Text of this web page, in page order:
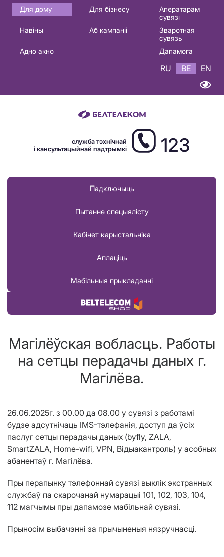
Основная
навигация
Для дому Для бізнесу
Аператарам
сувязі
Навіны
Аб кампаніі
Зваротная
сувязь
Адно акно
Дапамога
RU BE EN
служба тэхнічнай
і кансультацыйнай падтрымкі
123
Падключыць
Пытанне спецыялісту
Кабінет карыстальніка
Аплаціць
Мабільныя прыкладанні
Купіць тавар
Магілёўская вобласць. Работы
на сетцы перадачы даных г.
Магілёва.
26.06.2025г. з 00.00 да 08.00 у сувязі з работамі
будзе адсутнічаць IMS-тэлефанія, доступ да ўсіх
паслуг сетцы перадачы даных (byfly, ZALA,
SmartZALA, Home-wifi, VPN, Вiдыакантроль) у асобных
абанентаў г. Магілёва.
Пры перапынку тэлефоннай сувязі выклік экстранных
службаў па скарочанай нумарацыі 101, 102, 103, 104,
112 магчымы пры дапамозе мабільнай сувязі.
Прыносім выбачэнні за прычыненыя нязручнасці.